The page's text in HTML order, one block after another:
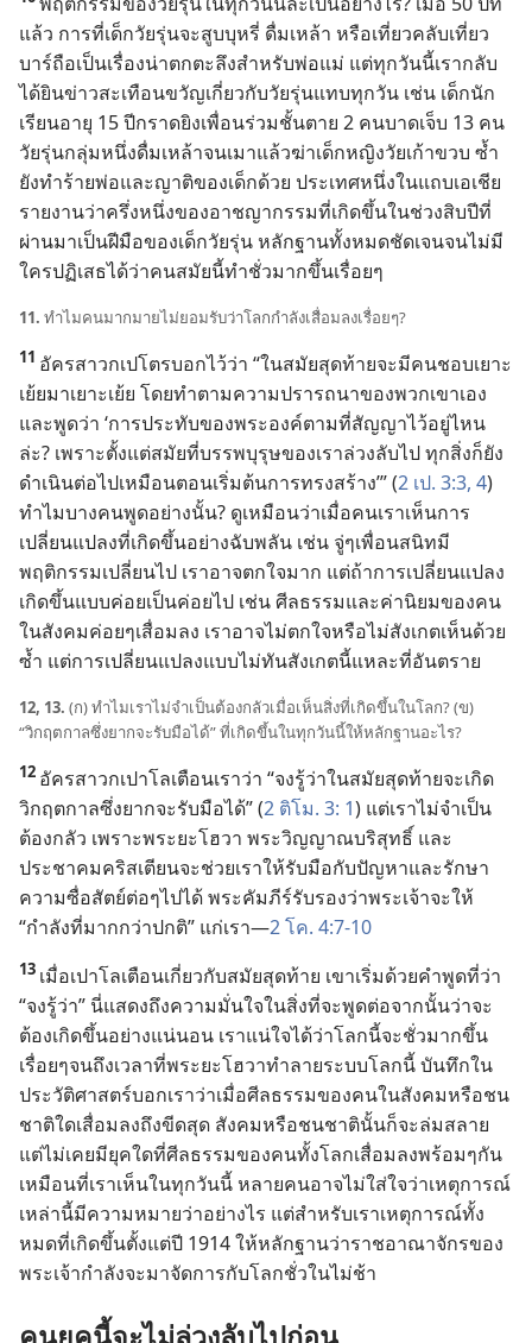
แล้ว การที่เด็กวัยรุ่นจะสูบบุหรี่ ดื่มเหล้า หรือเที่ยวคลับเที่ยว
บาร์ถือเป็นเรื่องน่าตกตะลึงสำหรับพ่อแม่ แต่ทุกวันนี้เรากลับ
ได้ยินข่าวสะเทือนขวัญเกี่ยวกับวัยรุ่นแทบทุกวัน เช่น เด็กนัก
เรียนอายุ 15 ปีกราดยิงเพื่อนร่วมชั้นตาย 2 คนบาดเจ็บ 13 คน
วัยรุ่นกลุ่มหนึ่งดื่มเหล้าจนเมาแล้วฆ่าเด็กหญิงวัยเก้าขวบ ซ้ำ
ยังทำร้ายพ่อและญาติของเด็กด้วย ประเทศหนึ่งในแถบเอเชีย
รายงานว่าครึ่งหนึ่งของอาชญากรรมที่เกิดขึ้นในช่วงสิบปีที่
ผ่านมาเป็นฝีมือของเด็กวัยรุ่น หลักฐานทั้งหมดชัดเจนจนไม่มี
ใครปฏิเสธได้ว่าคนสมัยนี้ทำชั่วมากขึ้นเรื่อยๆ
11. ทำไมคนมากมายไม่ยอมรับว่าโลกกำลังเสื่อมลงเรื่อยๆ?
11 อัครสาวกเปโตรบอกไว้ว่า “ในสมัยสุดท้ายจะมีคนชอบเยาะ
เย้ยมาเยาะเย้ย โดยทำตามความปรารถนาของพวกเขาเอง
และพูดว่า ‘การประทับของพระองค์ตามที่สัญญาไว้อยู่ไหน
ล่ะ? เพราะตั้งแต่สมัยที่บรรพบุรุษของเราล่วงลับไป ทุกสิ่งก็ยัง
ดำเนินต่อไปเหมือนตอนเริ่มต้นการทรงสร้าง’” (2 เป. 3:3, 4)
ทำไมบางคนพูดอย่างนั้น? ดูเหมือนว่าเมื่อคนเราเห็นการ
เปลี่ยนแปลงที่เกิดขึ้นอย่างฉับพลัน เช่น จู่ๆเพื่อนสนิทมี
พฤติกรรมเปลี่ยนไป เราอาจตกใจมาก แต่ถ้าการเปลี่ยนแปลง
เกิดขึ้นแบบค่อยเป็นค่อยไป เช่น ศีลธรรมและค่านิยมของคน
ในสังคมค่อยๆเสื่อมลง เราอาจไม่ตกใจหรือไม่สังเกตเห็นด้วย
ซ้ำ แต่การเปลี่ยนแปลงแบบไม่ทันสังเกตนี้แหละที่อันตราย
12, 13. (ก) ทำไมเราไม่จำเป็นต้องกลัวเมื่อเห็นสิ่งที่เกิดขึ้นในโลก? (ข)
“วิกฤตกาลซึ่งยากจะรับมือได้” ที่เกิดขึ้นในทุกวันนี้ให้หลักฐานอะไร?
12 อัครสาวกเปาโลเตือนเราว่า “จงรู้ว่าในสมัยสุดท้ายจะเกิด
วิกฤตกาลซึ่งยากจะรับมือได้” (2 ติโม. 3: 1) แต่เราไม่จำเป็น
ต้องกลัว เพราะพระยะโฮวา พระวิญญาณบริสุทธิ์ และ
ประชาคมคริสเตียนจะช่วยเราให้รับมือกับปัญหาและรักษา
ความซื่อสัตย์ต่อๆไปได้ พระคัมภีร์รับรองว่าพระเจ้าจะให้
“กำลังที่มากกว่าปกติ” แก่เรา—2 โค. 4:7-10
13 เมื่อเปาโลเตือนเกี่ยวกับสมัยสุดท้าย เขาเริ่มด้วยคำพูดที่ว่า
“จงรู้ว่า” นี่แสดงถึงความมั่นใจในสิ่งที่จะพูดต่อจากนั้นว่าจะ
ต้องเกิดขึ้นอย่างแน่นอน เราแน่ใจได้ว่าโลกนี้จะชั่วมากขึ้น
เรื่อยๆจนถึงเวลาที่พระยะโฮวาทำลายระบบโลกนี้ บันทึกใน
ประวัติศาสตร์บอกเราว่าเมื่อศีลธรรมของคนในสังคมหรือชน
ชาติใดเสื่อมลงถึงขีดสุด สังคมหรือชนชาตินั้นก็จะล่มสลาย
แต่ไม่เคยมียุคใดที่ศีลธรรมของคนทั้งโลกเสื่อมลงพร้อมๆกัน
เหมือนที่เราเห็นในทุกวันนี้ หลายคนอาจไม่ใส่ใจว่าเหตุการณ์
เหล่านี้มีความหมายว่าอย่างไร แต่สำหรับเราเหตุการณ์ทั้ง
หมดที่เกิดขึ้นตั้งแต่ปี 1914 ให้หลักฐานว่าราชอาณาจักรของ
พระเจ้ากำลังจะมาจัดการกับโลกชั่วในไม่ช้า